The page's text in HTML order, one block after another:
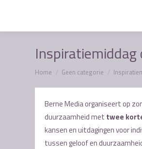
Je bent hier:
Home Geen categorie
Berne Media organiseert op
duurzaamheid met twee
kansen en uitdagingen voor
tussen geloof en